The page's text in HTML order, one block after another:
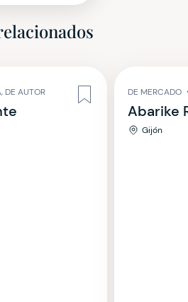
DE AUTOR DE MERCADO
Abarike
Gijón